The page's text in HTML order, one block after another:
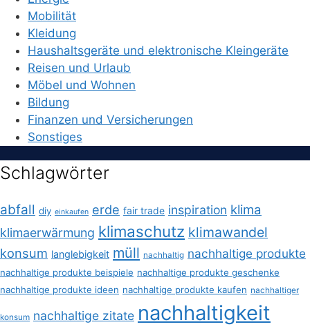
Mobilität
Kleidung
Haushaltsgeräte und elektronische Kleingeräte
Reisen und Urlaub
Möbel und Wohnen
Bildung
Finanzen und Versicherungen
Sonstiges
Schlagwörter
abfall diy einkaufen erde fair trade inspiration klima
klimaerwärmung klimaschutz klimawandel
konsum langlebigkeit müll nachhaltig nachhaltige produkte
nachhaltige produkte beispiele nachhaltige produkte geschenke
nachhaltige produkte ideen nachhaltige produkte kaufen nachhaltiger
konsum nachhaltige zitate nachhaltigkeit